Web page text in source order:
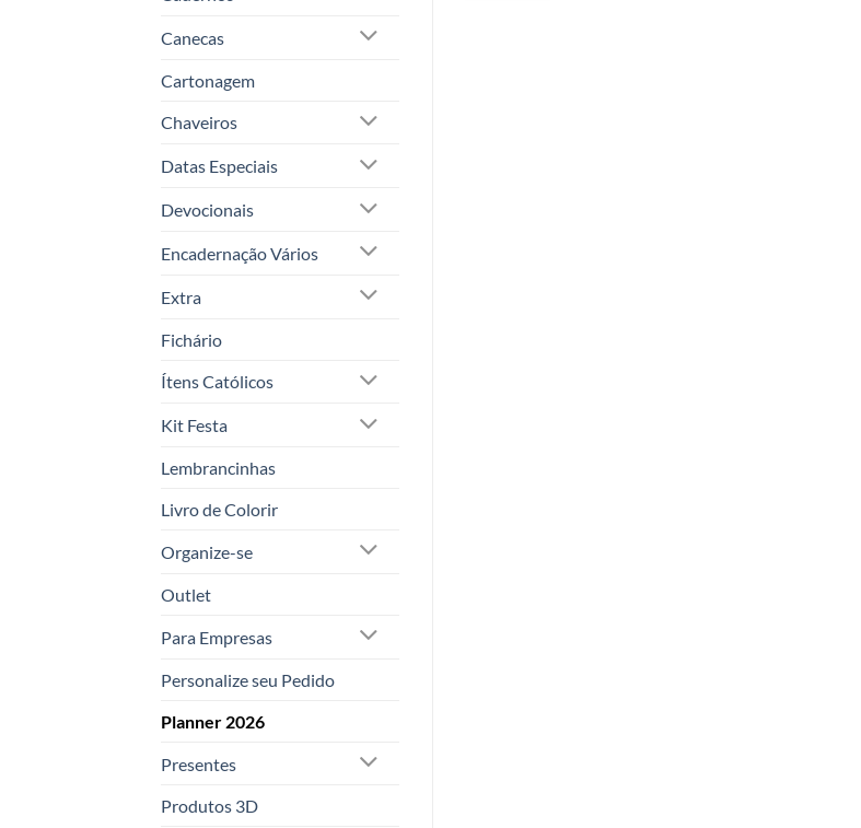
Canecas
Cartonagem
Chaveiros
Datas Especiais
Devocionais
Encadernação Vários
Extra
Fichário
Ítens Católicos
Kit Festa
Lembrancinhas
Livro de Colorir
Organize-se
Outlet
Para Empresas
Personalize seu Pedido
Planner 2026
Presentes
Produtos 3D